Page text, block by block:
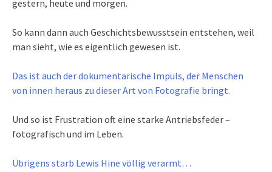
gestern, heute und morgen.
So kann dann auch Geschichtsbewusstsein entstehen, weil
man sieht, wie es eigentlich gewesen ist.
Das ist auch der dokumentarische Impuls, der Menschen
von innen heraus zu dieser Art von Fotografie bringt.
Und so ist Frustration oft eine starke Antriebsfeder –
fotografisch und im Leben.
Übrigens starb Lewis Hine völlig verarmt…